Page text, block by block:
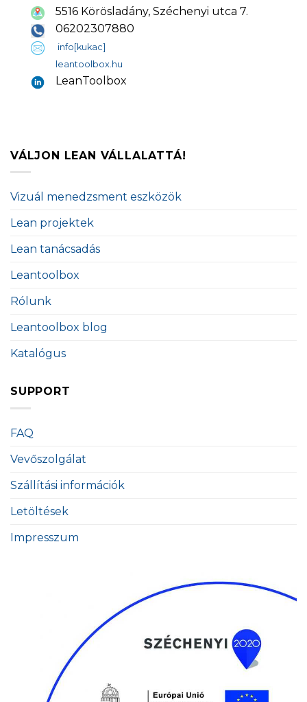
5516 Körösladány, Széchenyi utca 7.
06202307880
info[kukac]
leantoolbox.hu
LeanToolbox
VÁLJON LEAN VÁLLALATTÁ!
Vizuál menedzsment eszközök
Lean projektek
Lean tanácsadás
Leantoolbox
Rólunk
Leantoolbox blog
Katalógus
SUPPORT
FAQ
Vevőszolgálat
Szállítási információk
Letöltések
Impresszum